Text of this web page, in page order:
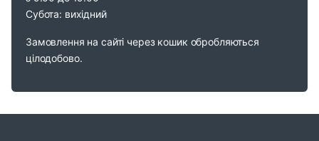
Субота: вихідний
Замовлення на сайті через кошик обробляються
цілодобово.